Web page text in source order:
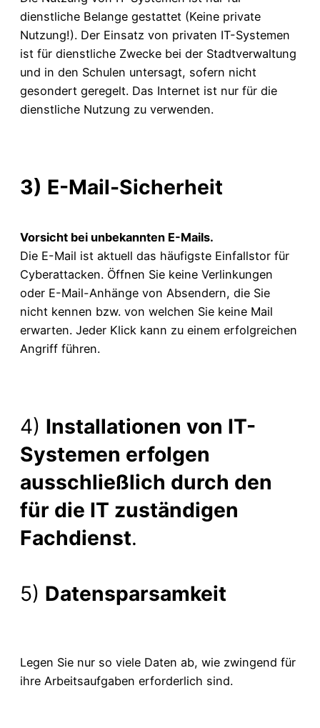
dienstliche Belange gestattet (Keine private
Nutzung!). Der Einsatz von privaten IT-Systemen
ist für dienstliche Zwecke bei der Stadtverwaltung
und in den Schulen untersagt, sofern nicht
gesondert geregelt. Das Internet ist nur für die
dienstliche Nutzung zu verwenden.
3) E-Mail-Sicherheit
Vorsicht bei unbekannten E-Mails.
Die E-Mail ist aktuell das häufigste Einfallstor für
Cyberattacken. Öffnen Sie keine Verlinkungen
oder E-Mail-Anhänge von Absendern, die Sie
nicht kennen bzw. von welchen Sie keine Mail
erwarten. Jeder Klick kann zu einem erfolgreichen
Angriff führen.
4) Installationen von IT-
Systemen erfolgen
ausschließlich durch den
für die IT zuständigen
Fachdienst.
5) Datensparsamkeit
Legen Sie nur so viele Daten ab, wie zwingend für
ihre Arbeitsaufgaben erforderlich sind.